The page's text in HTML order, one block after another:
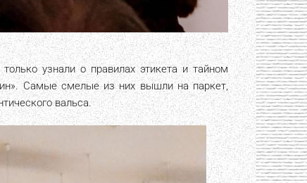
узнали о правилах этикета и тайном
Самые смелые из них вышли на паркет,
вальса.